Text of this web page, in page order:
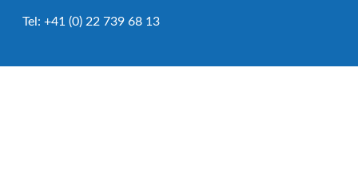
Tel: +41 (0) 22 739 68 13